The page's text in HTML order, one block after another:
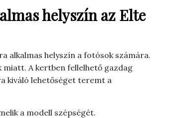
helyszín az Elte
alkalmas helyszín a fotósok számára.
miatt. A kertben fellelhető gazdag
kiváló lehetőséget teremt a
a modell szépségét.